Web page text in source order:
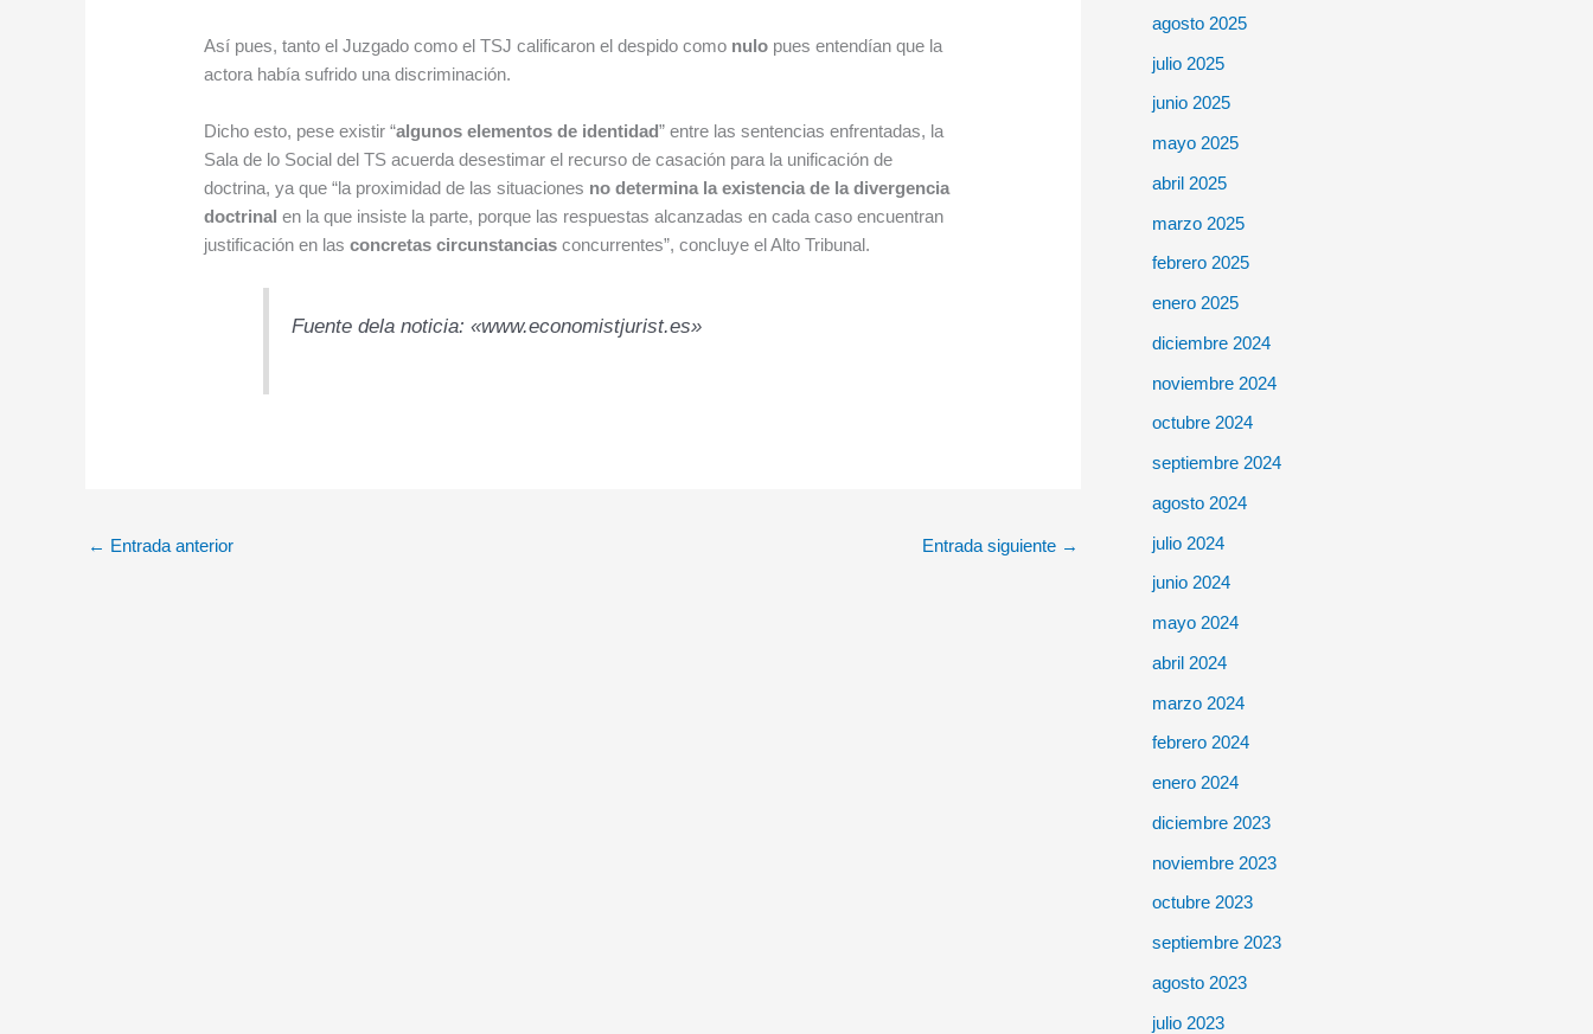
Así pues, tanto el Juzgado como el TSJ calificaron el despido como nulo pues entendían que la
actora había sufrido una discriminación.
Dicho esto, pese existir “algunos elementos de identidad” entre las sentencias enfrentadas, la
Sala de lo Social del TS acuerda desestimar el recurso de casación para la unificación de
doctrina, ya que “la proximidad de las situaciones no determina la existencia de la divergencia
doctrinal en la que insiste la parte, porque las respuestas alcanzadas en cada caso encuentran
justificación en lasconcretas circunstancias concurrentes”, concluye el Alto Tribunal.
Fuente dela noticia: «www.economistjurist.es»
← Entrada anterior Entrada siguiente →
agosto 2025
julio 2025
junio 2025
mayo 2025
abril 2025
marzo 2025
febrero 2025
enero 2025
diciembre 2024
noviembre 2024
octubre 2024
septiembre 2024
agosto 2024
julio 2024
junio 2024
mayo 2024
abril 2024
marzo 2024
febrero 2024
enero 2024
diciembre 2023
noviembre 2023
octubre 2023
septiembre 2023
agosto 2023
julio 2023